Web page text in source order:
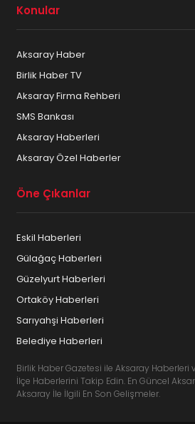
Konular
Aksaray Haber
Birlik Haber TV
Aksaray Firma Rehberi
SMS Bankası
Aksaray Haberleri
Aksaray Özel Haberler
Öne Çıkanlar
Eskil Haberleri
Gülağaç Haberleri
Güzelyurt Haberleri
Ortaköy Haberleri
Sarıyahşi Haberleri
Belediye Haberleri
Birlik Haber Gazetesi ile Aksaray Haberleri
İlçe Haberlerini Takip Edin. En Güncel
Aksaray İle İlgili En Son Gelişmeler.